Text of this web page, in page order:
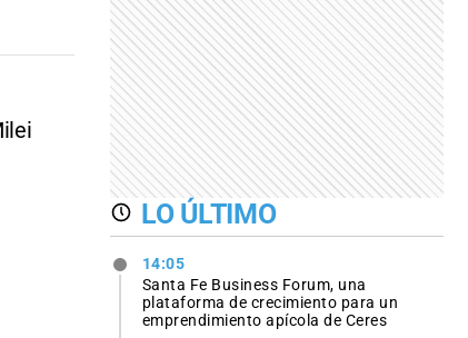
LO ÚLTIMO
14:05
Santa Fe Business Forum, una
plataforma de crecimiento para un
emprendimiento apícola de Ceres